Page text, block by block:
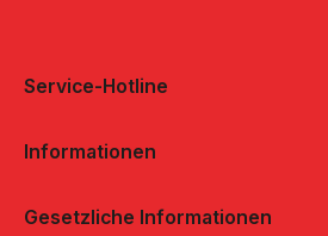
Service-Hotline
Informationen
Gesetzliche Informationen